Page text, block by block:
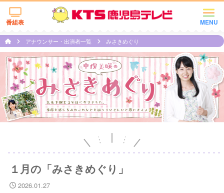
MENU
番組表
アナウンサー・出演者一覧 みさきめぐり
１月の「みさきめぐり」
2026.01.27